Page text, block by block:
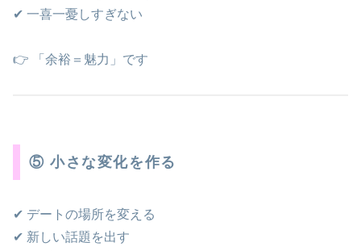
✔ 一喜一憂しすぎない
👉 「余裕＝魅力」です
⑤ 小さな変化を作る
✔ デートの場所を変える
✔ 新しい話題を出す